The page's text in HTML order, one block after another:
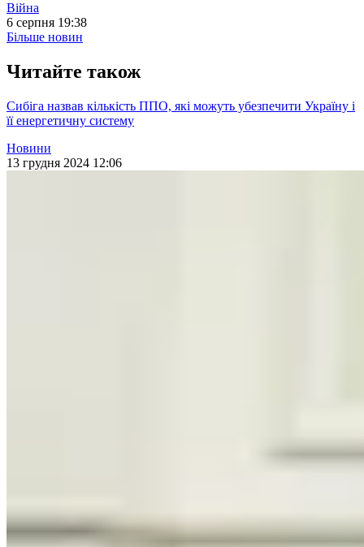
Війна
6 серпня 19:38
Більше новин
Читайте також
Сибіга назвав кількість ППО, які можуть убезпечити Україну і
її енергетичну систему
Новини
13 грудня 2024 12:06